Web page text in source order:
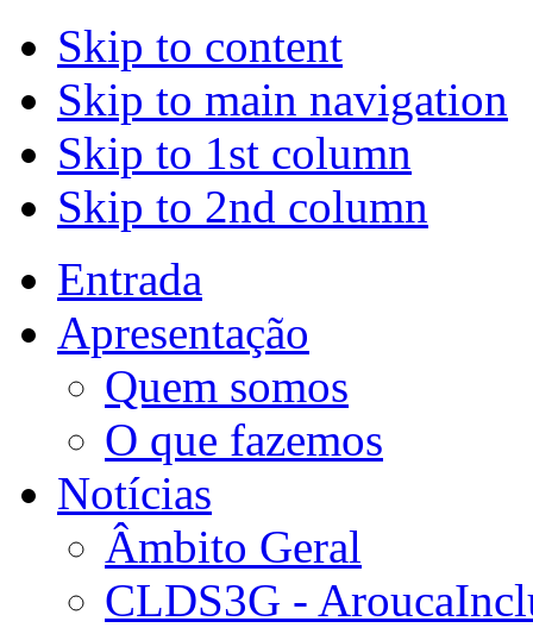
Skip to content
Skip to main navigation
Skip to 1st column
Skip to 2nd column
Entrada
Apresentação
Quem somos
O que fazemos
Notícias
Âmbito Geral
CLDS3G -